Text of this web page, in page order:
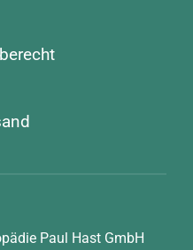
Paul Hast GmbH